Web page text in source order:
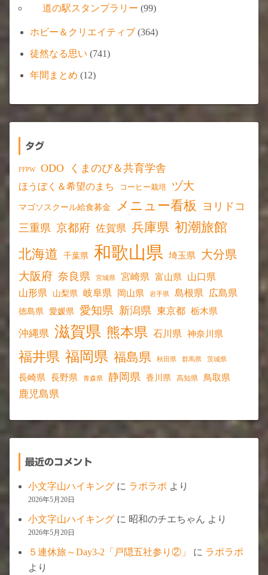
道の駅スタンプラリー (99)
ホビー＆クリエイティブ (364)
徒然なる思い (741)
年間まとめ (12)
タグ
FFPW ODO くまのび＆共育学舎
ほうぼく＆希望のまち コーヒー栽培 ヅ大
マゴソスクール給食募金 メニュー看板
ヨリドコ
三重県 京都府 佐賀県 兵庫県 初潮旅館
北海道
千葉県 和歌山県 埼玉県 大分県
大阪府 奈良県 宮城県 宮崎県 富山県 山口県
山形県 山梨県 岐阜県 岡山県 岩手県 島根県 広島県
徳島県 愛媛県 愛知県 新潟県 東京都 栃木県
沖縄県 滋賀県 熊本県 石川県 神奈川県
福井県 福岡県 福島県 秋田県 群馬県 茨城県
長崎県 長野県 青森県 静岡県 香川県 高知県 鳥取県
鹿児島県
最近のコメント
小文字山ハイキング に ラポラポ より
2026年5月20日
小文字山ハイキング に 昭和のチエちゃん より
2026年5月20日
５連休旅～Day3-2「戸隠五社参り②」 に ラポラポ
より